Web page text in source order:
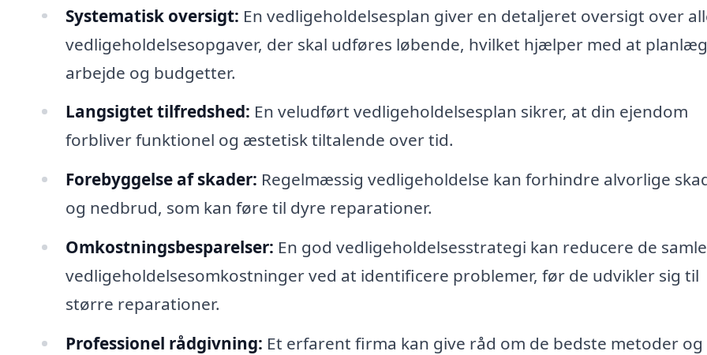
Systematisk oversigt: En vedligeholdelsesplan giver en detaljeret oversigt over
vedligeholdelsesopgaver, der skal udføres løbende, hvilket hjælper med at
arbejde og budgetter.
Langsigtet tilfredshed: En veludført vedligeholdelsesplan sikrer, at din ejendom
forbliver funktionel og æstetisk tiltalende over tid.
Forebyggelse af skader: Regelmæssig vedligeholdelse kan forhindre alvorlige
og nedbrud, som kan føre til dyre reparationer.
Omkostningsbesparelser: En god vedligeholdelsesstrategi kan reducere de
vedligeholdelsesomkostninger ved at identificere problemer, før de udvikler sig til
større reparationer.
Professionel rådgivning: Et erfarent firma kan give råd om de bedste metoder og